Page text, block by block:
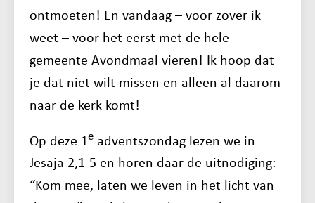
ontmoeten! En vandaag – voor zover ik
weet – voor het eerst met de hele
gemeente Avondmaal vieren! Ik hoop dat
je dat niet wilt missen en alleen al daarom
naar de kerk komt!
Op deze 1e adventszondag lezen we in
Jesaja 2,1-5 en horen daar de uitnodiging:
“Kom mee, laten we leven in het licht van